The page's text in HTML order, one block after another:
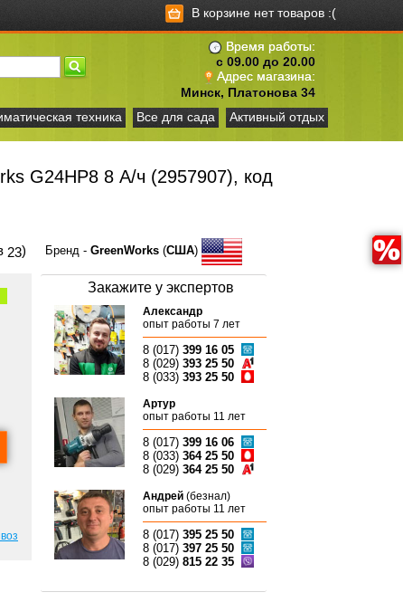
В корзине нет товаров :(
Время работы:
с 09.00 до 20.00
Адрес магазина:
Минск, Платонова 34
техника Все для сада Активный отдых
G24HP8 8 А/ч (2957907), код
23) Бренд - GreenWorks (США)
Закажите у экспертов
Александр
опыт работы 7 лет
8 (017) 399 16 05
8 (029) 393 25 50
8 (033) 393 25 50
Артур
опыт работы 11 лет
8 (017) 399 16 06
8 (033) 364 25 50
8 (029) 364 25 50
Андрей (безнал)
опыт работы 11 лет
8 (017) 395 25 50
8 (017) 397 25 50
8 (029) 815 22 35